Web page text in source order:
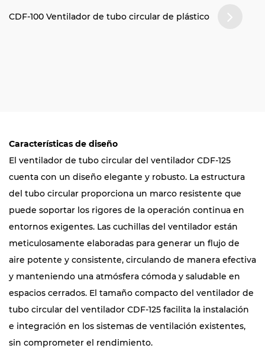
CDF-100 Ventilador de tubo circular de plástico
Características de diseño
El ventilador de tubo circular del ventilador CDF-125
cuenta con un diseño elegante y robusto. La estructura
del tubo circular proporciona un marco resistente que
puede soportar los rigores de la operación continua en
entornos exigentes. Las cuchillas del ventilador están
meticulosamente elaboradas para generar un flujo de
aire potente y consistente, circulando de manera efectiva
y manteniendo una atmósfera cómoda y saludable en
espacios cerrados. El tamaño compacto del ventilador de
tubo circular del ventilador CDF-125 facilita la instalación
e integración en los sistemas de ventilación existentes,
sin comprometer el rendimiento.